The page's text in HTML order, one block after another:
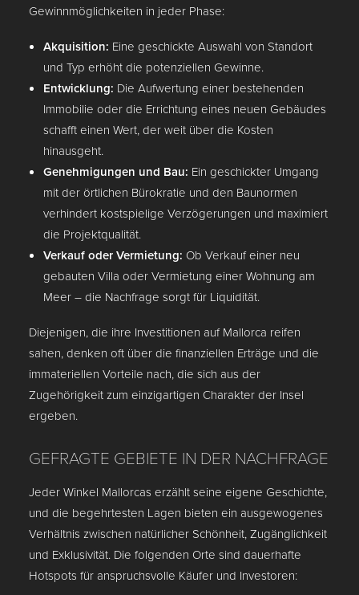
Gewinnmöglichkeiten in jeder Phase:
Akquisition: Eine geschickte Auswahl von Standort
und Typ erhöht die potenziellen Gewinne.
Entwicklung: Die Aufwertung einer bestehenden
Immobilie oder die Errichtung eines neuen Gebäudes
schafft einen Wert, der weit über die Kosten
hinausgeht.
Genehmigungen und Bau: Ein geschickter Umgang
mit der örtlichen Bürokratie und den Baunormen
verhindert kostspielige Verzögerungen und maximiert
die Projektqualität.
Verkauf oder Vermietung: Ob Verkauf einer neu
gebauten Villa oder Vermietung einer Wohnung am
Meer – die Nachfrage sorgt für Liquidität.
Diejenigen, die ihre Investitionen auf Mallorca reifen
sahen, denken oft über die finanziellen Erträge und die
immateriellen Vorteile nach, die sich aus der
Zugehörigkeit zum einzigartigen Charakter der Insel
ergeben.
GEFRAGTE GEBIETE IN DER NACHFRAGE
Jeder Winkel Mallorcas erzählt seine eigene Geschichte,
und die begehrtesten Lagen bieten ein ausgewogenes
Verhältnis zwischen natürlicher Schönheit, Zugänglichkeit
und Exklusivität. Die folgenden Orte sind dauerhafte
Hotspots für anspruchsvolle Käufer und Investoren: